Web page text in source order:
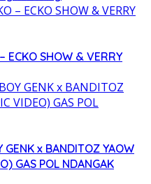
ECKO SHOW & VERRY
GENK x BANDITOZ YAOW
GAS POL NDANGAK